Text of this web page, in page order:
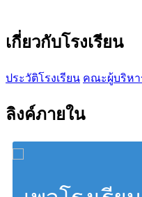
เกี่ยวกับโรงเรียน
ประวัติโรงเรียน คณะผู้บริหา
ลิงค์ภายใน